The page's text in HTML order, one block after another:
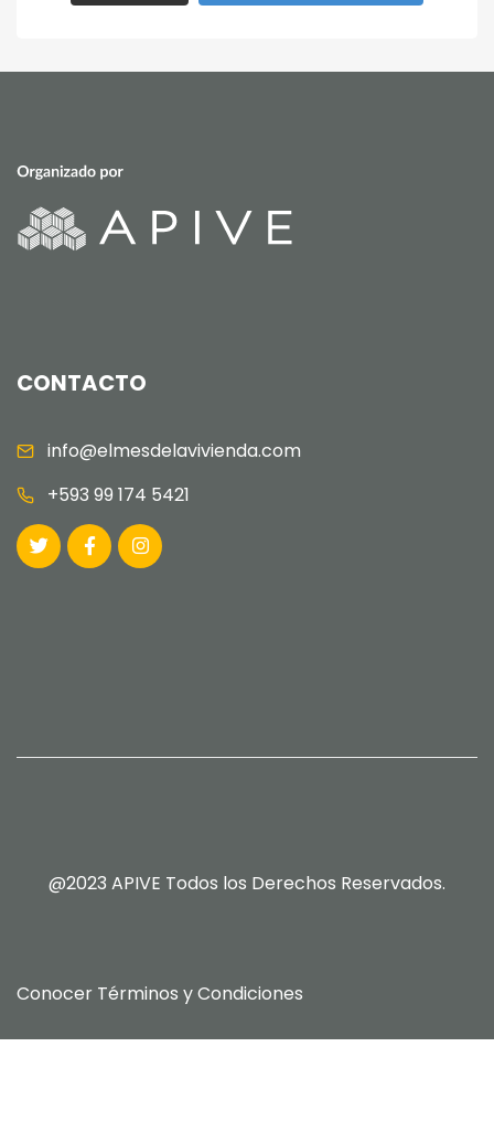
CONTACTO
info@elmesdelavivienda.com
+593 99 174 5421
@2023 APIVE Todos los Derechos Reservados.
Conocer Términos y Condiciones